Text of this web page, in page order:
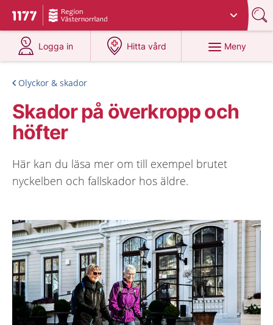
Till startsidan för 1177
Du har valt region
Logga in
på 1177.se
Hitta vård
på 1177.se
Meny
Olyckor & skador
Skador på överkropp och
höfter
Här kan du läsa mer om till exempel brutet
nyckelben och fallskador hos äldre.